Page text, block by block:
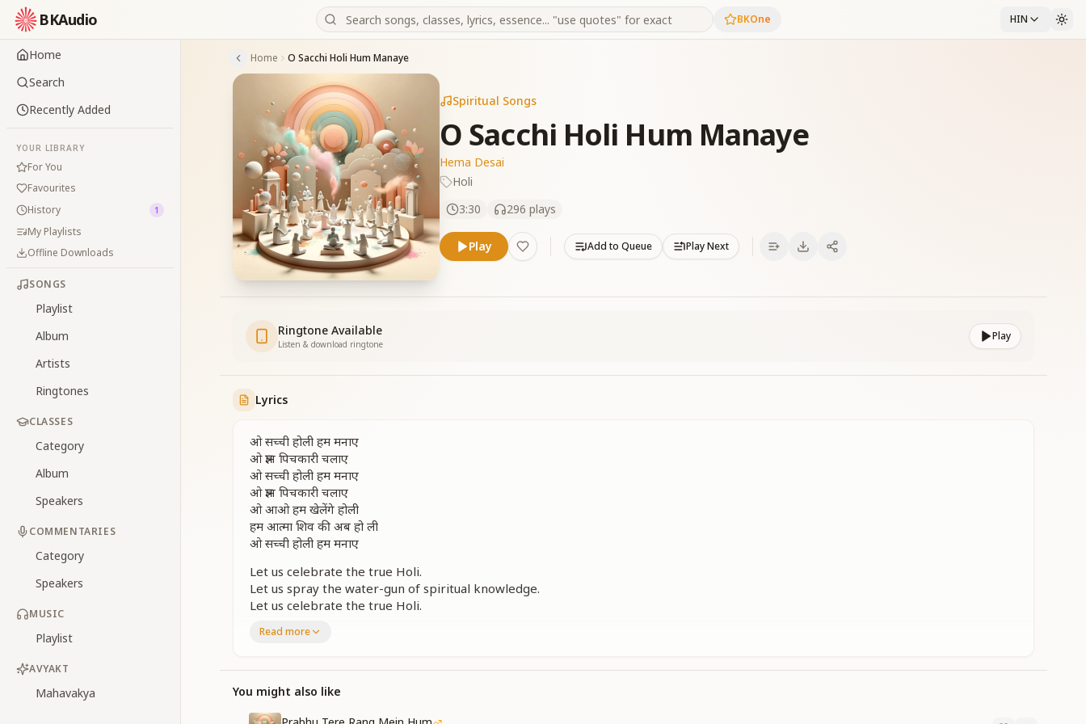
BKAudio BKOne HIN
Home
Search
Recently Added
YOUR LIBRARY
For You
Favourites
History
1
My Playlists
Offline Downloads
SONGS
Playlist
Album
Artists
Ringtones
CLASSES
Category
Album
Speakers
COMMENTARIES
Category
Speakers
MUSIC
Playlist
AVYAKT
Mahavakya
Home O Sacchi Holi Hum Manaye
Spiritual Songs
O Sacchi Holi Hum Manaye
Hema Desai
Holi
3:30
296 plays
Play Add to Queue Play Next
Ringtone Available
Listen & download ringtone
Play
Lyrics
ओ सच्ची होली हम मनाए
ओ ज्ञान पिचकारी चलाए
ओ सच्ची होली हम मनाए
ओ ज्ञान पिचकारी चलाए
ओ आओ हम खेलेंगे होली
हम आत्मा शिव की अब हो ली
ओ सच्ची होली हम मनाए
Let us celebrate the true Holi.
Let us spray the water-gun of spiritual knowledge.
Let us celebrate the true Holi.
Come, let us play Holi.
Let us celebrate the true Holi.
आत्म स्मृति का तिलक लगाए
तिलक लगाए
Read more
You might also like